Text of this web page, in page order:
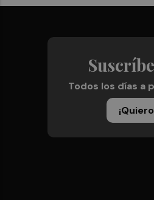
Todos los días a